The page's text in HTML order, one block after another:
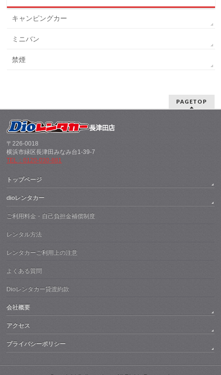
キャンピングカー
ミニバン
禁煙
PAGETOP
〒226-0018
横浜市緑区長津田みなみ台1-39-7
TEL：0120-030-881
トップページ
dioレンタカー
ご利用料金・自己負担金補償制度
レンタル方法
レンタカーご利用上の注意
よくある質問
Dioレンタカー貸渡約款
会社概要
アクセス
プライバシーポリシー